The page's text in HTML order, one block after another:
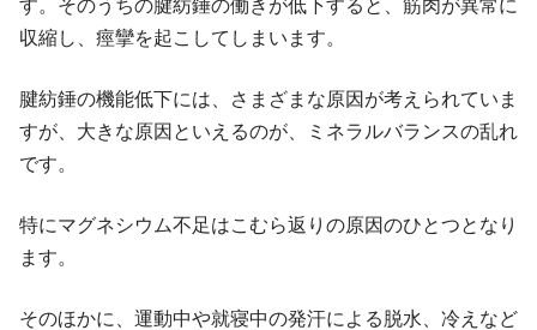
す。そのうちの腱紡錘の働きが低下すると、筋肉が異常に
収縮し、痙攣を起こしてしまいます。
腱紡錘の機能低下には、さまざまな原因が考えられていま
すが、大きな原因といえるのが、ミネラルバランスの乱れ
です。
特にマグネシウム不足はこむら返りの原因のひとつとなり
ます。
そのほかに、運動中や就寝中の発汗による脱水、冷えなど